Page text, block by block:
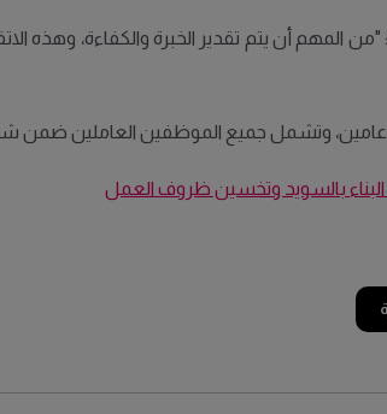
"من المهم أن يتم تقدير الخبرة والكفاءة،
بالسويد وتخسين ظروف العمل